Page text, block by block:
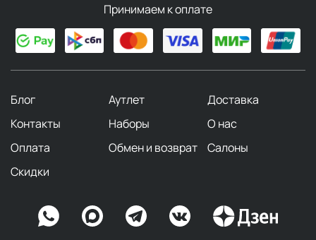
Принимаем к оплате
Блог Аутлет
Доставка
Контакты
Наборы
О нас
Оплата
Обмен и возврат
Салоны
Скидки